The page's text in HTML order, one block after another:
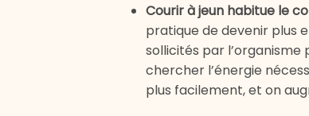
Courir à jeun habitue le
pratique de devenir plus
sollicités par
chercher l’énergie
plus facilement, et on